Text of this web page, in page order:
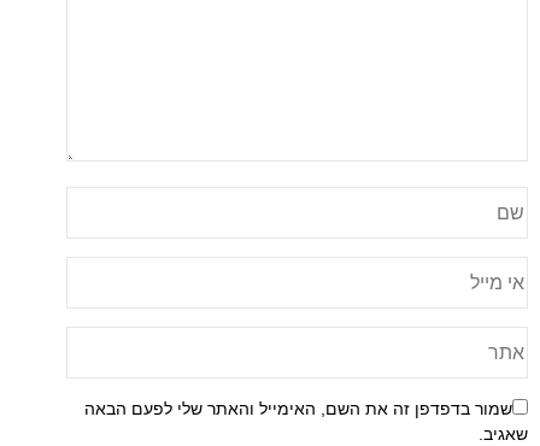
שמור בדפדפן זה את השם, האימייל והאתר שלי לפעם הבאה
שאגיב.